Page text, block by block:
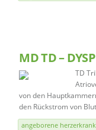
MD TD –
TD
von den
den Rückstrom von
angeborene